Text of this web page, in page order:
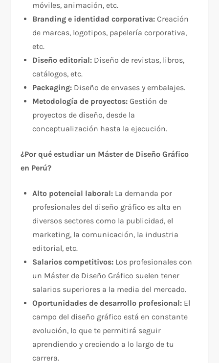
móviles, animación, etc.
Branding e identidad corporativa: Creación
de marcas, logotipos, papelería corporativa,
etc.
Diseño editorial: Diseño de revistas, libros,
catálogos, etc.
Packaging: Diseño de envases y embalajes.
Metodología de proyectos: Gestión de
proyectos de diseño, desde la
conceptualización hasta la ejecución.
¿Por qué estudiar un Máster de Diseño Gráfico
en Perú?
Alto potencial laboral: La demanda por
profesionales del diseño gráfico es alta en
diversos sectores como la publicidad, el
marketing, la comunicación, la industria
editorial, etc.
Salarios competitivos: Los profesionales con
un Máster de Diseño Gráfico suelen tener
salarios superiores a la media del mercado.
Oportunidades de desarrollo profesional: El
campo del diseño gráfico está en constante
evolución, lo que te permitirá seguir
aprendiendo y creciendo a lo largo de tu
carrera.